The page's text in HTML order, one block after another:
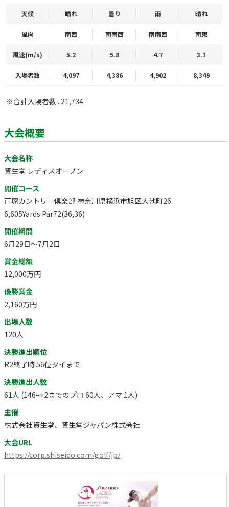
天候 晴れ 曇り 雨 晴れ
風向 南西 南南西 南南西 南東
風速(m/s) 5.2 5.8 4.7 3.1
入場者数 4,097 4,386 4,902 8,349
※合計入場者数...21,734
大会概要
大会名称
資生堂 レディスオープン
開催コース
戸塚カントリー倶楽部 神奈川県横浜市旭区大池町26
6,605Yards Par72(36,36)
開催期間
6月29日～7月2日
賞金総額
12,000万円
優勝賞金
2,160万円
出場人数
120人
決勝進出順位
R2終了時 56位タイまで
決勝進出人数
61人 (146=+2までのプロ 60人、アマ 1人)
主催
株式会社資生堂、資生堂ジャパン株式会社
大会URL
https://corp.shiseido.com/golf/jp/